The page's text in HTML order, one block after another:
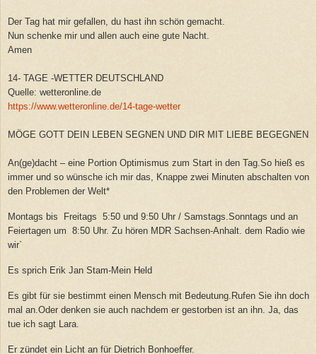
Der Tag hat mir gefallen, du hast ihn schön gemacht.
Nun schenke mir und allen auch eine gute Nacht.
Amen
14- TAGE -WETTER DEUTSCHLAND
Quelle: wetteronline.de
https://www.wetteronline.de/14-tage-wetter
MÖGE GOTT DEIN LEBEN SEGNEN UND DIR MIT LIEBE BEGEGNEN
An(ge)dacht – eine Portion Optimismus zum Start in den Tag.So hieß es
immer und so wünsche ich mir das, Knappe zwei Minuten abschalten von
den Problemen der Welt*
Montags bis Freitags 5:50 und 9:50 Uhr / Samstags.Sonntags und an
Feiertagen um 8:50 Uhr. Zu hören MDR Sachsen-Anhalt. dem Radio wie
wir`
Es sprich Erik Jan Stam-Mein Held
Es gibt für sie bestimmt einen Mensch mit Bedeutung.Rufen Sie ihn doch
mal an.Oder denken sie auch nachdem er gestorben ist an ihn. Ja, das
tue ich sagt Lara.
Er zündet ein Licht an für Dietrich Bonhoeffer.